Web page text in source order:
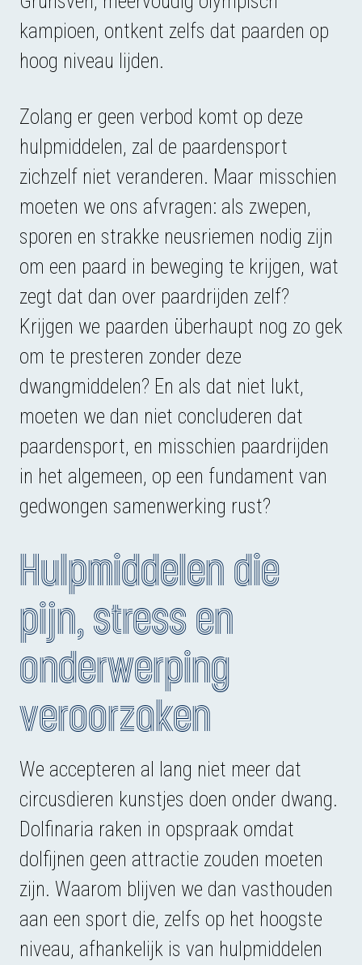
kampioen, ontkent zelfs dat paarden op
hoog niveau lijden.
Zolang er geen verbod komt op deze
hulpmiddelen, zal de paardensport
zichzelf niet veranderen. Maar misschien
moeten we ons afvragen: als zwepen,
sporen en strakke neusriemen nodig zijn
om een paard in beweging te krijgen, wat
zegt dat dan over paardrijden zelf?
Krijgen we paarden überhaupt nog zo gek
om te presteren zonder deze
dwangmiddelen? En als dat niet lukt,
moeten we dan niet concluderen dat
paardensport, en misschien paardrijden
in het algemeen, op een fundament van
gedwongen samenwerking rust?
Hulpmiddelen die
pijn, stress en
onderwerping
veroorzaken
We accepteren al lang niet meer dat
circusdieren kunstjes doen onder dwang.
Dolfinaria raken in opspraak omdat
dolfijnen geen attractie zouden moeten
zijn. Waarom blijven we dan vasthouden
aan een sport die, zelfs op het hoogste
niveau, afhankelijk is van hulpmiddelen